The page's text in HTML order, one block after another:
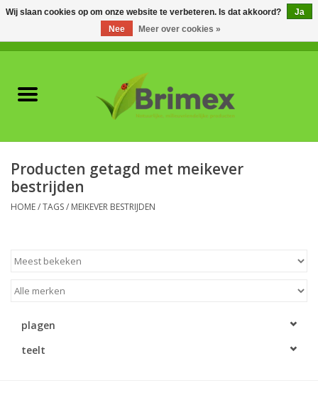
Plagen & Ziekten
Meststoffen en
Bodemverbeteraars
Monitoring
Producten getagd met meikever
bestrijden
HOME/TAGS/ MEIKEVER BESTRIJDEN
plagen
teelt
Wij slaan cookies op om onze website te verbeteren. Is dat akkoord?
Ja
Nee
Meer over cookies »